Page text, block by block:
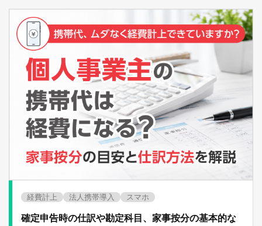
経費計上 法人携帯導入 スマホ
確定申告時の仕訳や勘定科目、家事按分の基本的な